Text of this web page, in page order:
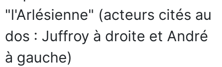
"l'Arlésienne" (acteurs cités au
dos : Juffroy à droite et André
à gauche)